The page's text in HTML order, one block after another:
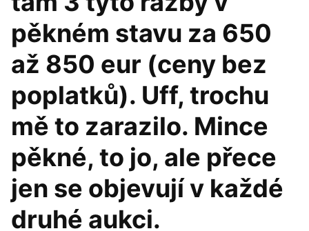
pěkném stavu za 650
až 850 eur (ceny bez
poplatků). Uff, trochu
mě to zarazilo. Mince
pěkné, to jo, ale přece
jen se objevují v každé
druhé aukci.